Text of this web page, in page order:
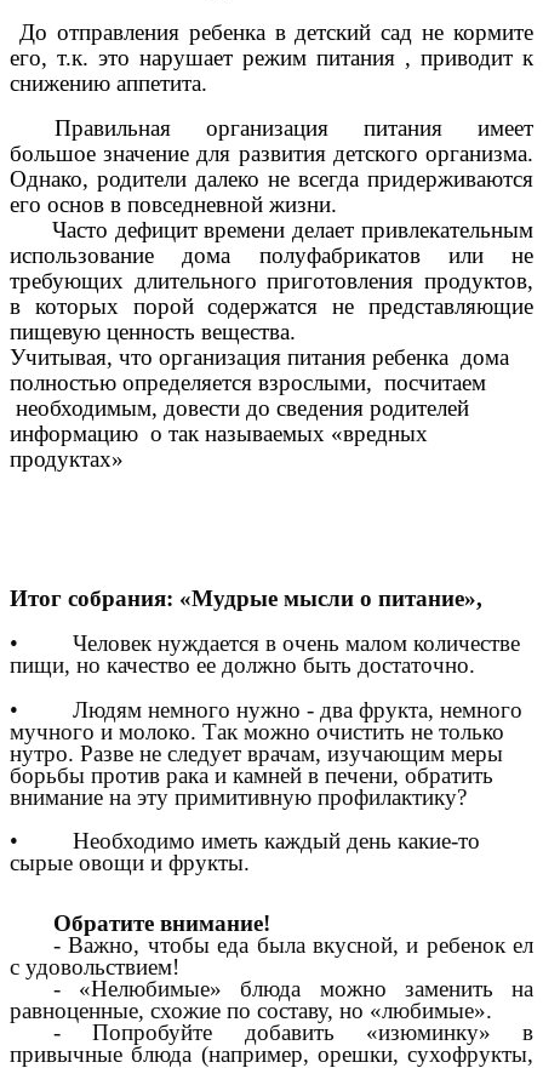
До отправления ребенка в детский сад не кормите
его, т.к. это нарушает режим питания , приводит к
снижению аппетита.
Правильная организация питания имеет
большое значение для развития детского организма.
Однако, родители далеко не всегда придерживаются
его основ в повседневной жизни.
Часто дефицит времени делает привлекательным
использование дома полуфабрикатов или не
требующих длительного приготовления продуктов,
в которых порой содержатся не представляющие
пищевую ценность вещества.
Учитывая, что организация питания ребенка дома
полностью определяется взрослыми, посчитаем
необходимым, довести до сведения родителей
информацию о так называемых «вредных
продуктах»
Итог собрания: «Мудрые мысли о питание»,
• Человек нуждается в очень малом количестве
пищи, но качество ее должно быть достаточно.
• Людям немного нужно - два фрукта, немного
мучного и молоко. Так можно очистить не только
нутро. Разве не следует врачам, изучающим меры
борьбы против рака и камней в печени, обратить
внимание на эту примитивную профилактику?
• Необходимо иметь каждый день какие-то
сырые овощи и фрукты.
Обратите внимание!
- Важно, чтобы еда была вкусной, и ребенок ел
с удовольствием!
- «Нелюбимые» блюда можно заменить на
равноценные, схожие по составу, но «любимые».
- Попробуйте добавить «изюминку» в
привычные блюда (например, орешки, сухофрукты,